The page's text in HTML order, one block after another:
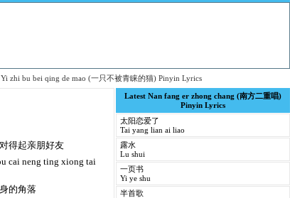
Yi zhi bu bei qing de mao (一只不被青睐的猫) Pinyin Lyrics
得起亲朋好友
cai neng ting xiong tai
的角落
Latest Nan fang er zhong chang (南方二重唱)
Pinyin Lyrics
太阳恋爱了
Tai yang lian ai liao
露水
Lu shui
一页书
Yi ye shu
半首歌